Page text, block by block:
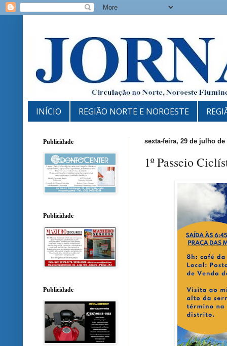
INÍCIO REGIÃO NORTE E NOROESTE
sexta-feira, 29 de julho de
1º Passeio
Publicidade
Publicidade
Publicidade